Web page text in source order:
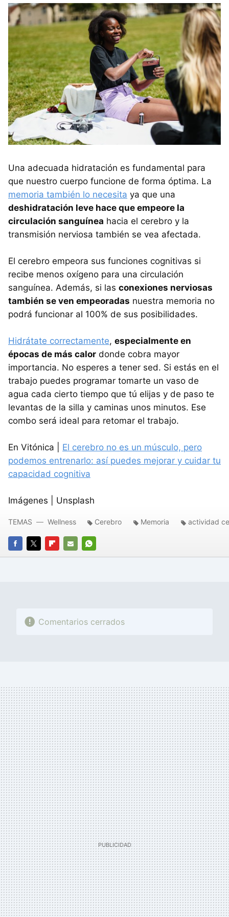
Una adecuada hidratación es fundamental para
que nuestro cuerpo funcione de forma óptima. La
memoria también lo necesita ya que una
deshidratación leve hace que empeore la
circulación sanguínea hacia el cerebro y la
transmisión nerviosa también se vea afectada.
El cerebro empeora sus funciones cognitivas si
recibe menos oxígeno para una circulación
sanguínea. Además, si las conexiones nerviosas
también se ven empeoradas nuestra memoria no
podrá funcionar al 100% de sus posibilidades.
Hidrátate correctamente, especialmente en
épocas de más calor donde cobra mayor
importancia. No esperes a tener sed. Si estás en el
trabajo puedes programar tomarte un vaso de
agua cada cierto tiempo que tú elijas y de paso te
levantas de la silla y caminas unos minutos. Ese
combo será ideal para retomar el trabajo.
En Vitónica | El cerebro no es un músculo, pero
podemos entrenarlo: así puedes mejorar y cuidar tu
capacidad cognitiva
Imágenes | Unsplash
FACEBOOK
TWITTERFLIPBOARD
E-
WHATSAPP
TEMAS Wellness Cerebro Memoria actividad
Comentarios cerrados